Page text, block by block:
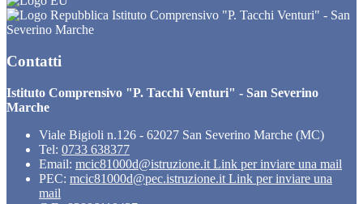
Istituto Comprensivo "P. Tacchi Venturi" - San
Severino Marche
Contatti
Istituto Comprensivo "P. Tacchi Venturi" - San Severino
Marche
Viale Bigioli n.126 - 62027 San Severino Marche (MC)
Tel: 0733 638377
Email: mcic81000d@istruzione.it Link per inviare una mail
PEC: mcic81000d@pec.istruzione.it Link per inviare una
mail